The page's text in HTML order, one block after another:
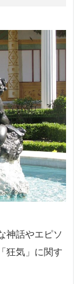
神話やエピソ
狂気」に関す